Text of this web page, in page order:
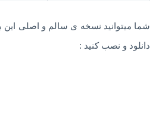
شما میتوانید نسخه ی سالم و اصلی این
دانلود و نصب کنید :